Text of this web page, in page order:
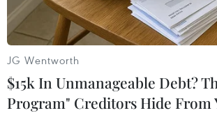
04/03/2024 23:13
Các quan chức ngân hàng đang tỏ ra
hoạch cắt giảm lãi suất, trước khi có
ràng cho thấy xu hướng lạm phát giảm
JG Wentworth
$15k In Unmanageable Debt?
Program" Creditors Hide From